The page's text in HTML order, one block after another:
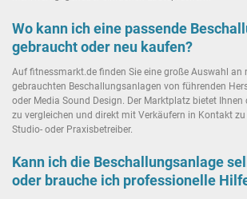
Wo kann ich eine passende
gebraucht oder neu kaufen?
Auf fitnessmarkt.de finden Sie eine große Auswahl an
gebrauchten Beschallungsanlagen von führenden
oder Media Sound Design. Der Marktplatz bietet Ihnen
zu vergleichen und direkt mit Verkäufern in Kontakt
Studio- oder Praxisbetreiber.
Kann ich die Beschallungsanlage
oder brauche ich professionelle